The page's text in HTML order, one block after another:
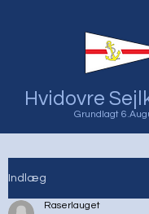
Hvidovre
Grundlagt
Indlæg
Raserlauget